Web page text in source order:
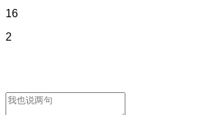
16
2